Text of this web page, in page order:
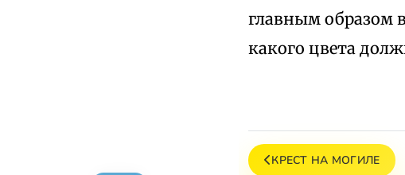
главным образом
какого цвета
КРЕСТ НА МОГИЛЕ